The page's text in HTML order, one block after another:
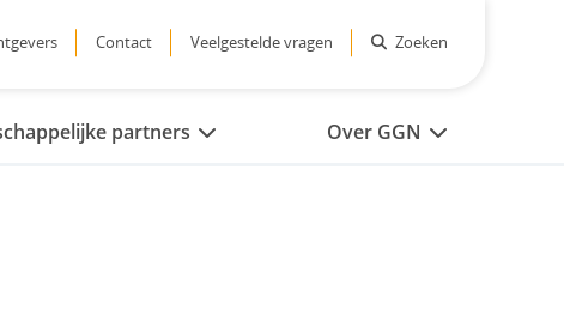
Contact Veelgestelde vragen Zoeken
partners Over GGN